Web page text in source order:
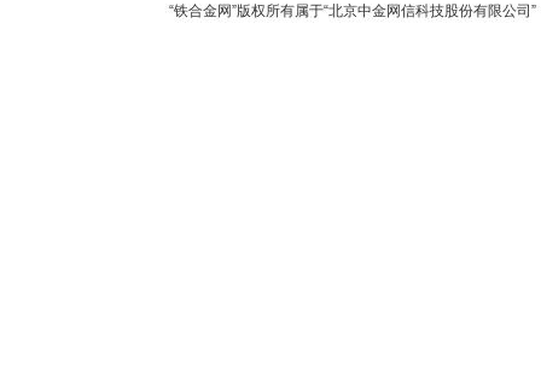
“铁合金网”版权所有属于“北京中金网信科技股份有限公司